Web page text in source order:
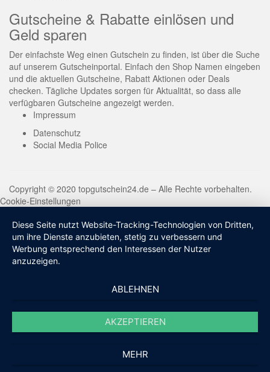
Gutscheine & Rabatte einlösen und
Geld sparen
Der einfachste Weg einen Gutschein zu finden, ist über die Suche
auf unserem Gutscheinportal. Einfach den Shop Namen eingeben
und die aktuellen Gutscheine, Rabatt Aktionen oder Deals
checken. Tägliche Updates sorgen für Aktualität, so dass alle
verfügbaren Gutscheine angezeigt werden.
Impressum
Datenschutz
Social Media Police
Copyright © 2020 topgutschein24.de – Alle Rechte vorbehalten.
Cookie-Einstellungen
Diese Seite nutzt Website-Tracking-Technologien von Dritten,
um ihre Dienste anzubieten, stetig zu verbessern und
Werbung entsprechend den Interessen der Nutzer
anzuzeigen.
ABLEHNEN
AKZEPTIEREN
MEHR